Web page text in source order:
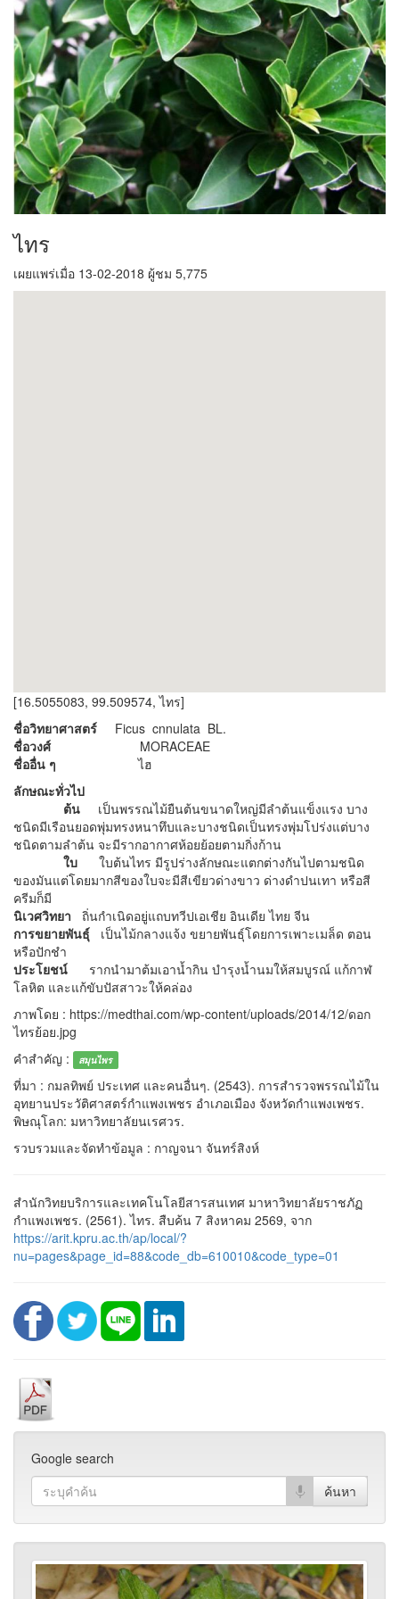
ไทร
เผยแพร่เมื่อ 13-02-2018 ผู้ชม 5,775
[16.5055083, 99.509574, ไทร]
ชื่อวิทยาศาสตร์
Ficus cnnulata BL.
ชื่อวงศ์
MORACEAE
ชื่ออื่น ๆ
ไฮ
ลักษณะทั่วไป
ต้น เป็นพรรณไม้ยืนต้นขนาดใหญ่มีลำต้นแข็งแรง บาง
ชนิดมีเรือนยอดพุ่มทรงหนาทึบและบางชนิดเป็นทรงพุ่มโปร่งแต่บาง
ชนิดตามลำต้น จะมีรากอากาศห้อยย้อยตามกิ่งก้าน
ใบ
ใบต้นไทร มีรูปร่างลักษณะแตกต่างกันไปตามชนิด
ของมันแต่โดยมากสีของใบจะมีสีเขียวด่างขาว ด่างดำปนเทา หรือสี
ครีมก็มี
นิเวศวิทยา
ถิ่นกำเนิดอยู่แถบทวีปเอเชีย อินเดีย ไทย จีน
การขยายพันธุ์
เป็นไม้กลางแจ้ง ขยายพันธุ์โดยการเพาะเมล็ด ตอน
หรือปักชำ
ประโยชน์ รากนำมาต้มเอาน้ำกิน บำรุงน้ำนมให้สมบูรณ์ แก้กาฬ
โลหิต และแก้ขับปัสสาวะให้คล่อง
ภาพโดย : https://medthai.com/wp-content/uploads/2014/12/ดอก
ไทรย้อย.jpg
คำสำคัญ :
สมุนไพร
ที่มา : กมลทิพย์ ประเทศ และคนอื่นๆ. (2543). การสำรวจพรรณไม้ใน
อุทยานประวัติศาสตร์กำแพงเพชร อำเภอเมือง จังหวัดกำแพงเพชร.
พิษณุโลก: มหาวิทยาลัยนเรศวร.
รวบรวมและจัดทำข้อมูล : กาญจนา จันทร์สิงห์
สำนักวิทยบริการและเทคโนโลยีสารสนเทศ มาหาวิทยาลัยราชภัฏ
กำแพงเพชร. (2561). ไทร. สืบค้น 7 สิงหาคม 2569, จาก
https://arit.kpru.ac.th/ap/local/?
nu=pages&page_id=88&code_db=610010&code_type=01
Google search